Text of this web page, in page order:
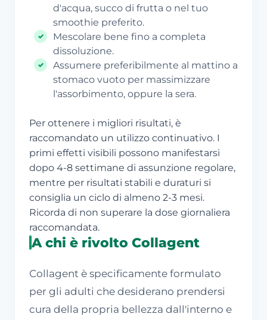
d'acqua, succo di frutta o nel tuo
smoothie preferito.
Mescolare bene fino a completa
dissoluzione.
Assumere preferibilmente al mattino a
stomaco vuoto per massimizzare
l'assorbimento, oppure la sera.
Per ottenere i migliori risultati, è
raccomandato un utilizzo continuativo. I
primi effetti visibili possono manifestarsi
dopo 4-8 settimane di assunzione regolare,
mentre per risultati stabili e duraturi si
consiglia un ciclo di almeno 2-3 mesi.
Ricorda di non superare la dose giornaliera
raccomandata.
A chi è rivolto Collagent
Collagent è specificamente formulato
per gli adulti che desiderano prendersi
cura della propria bellezza dall'interno e